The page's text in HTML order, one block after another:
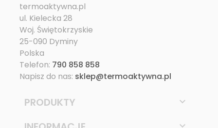
termoaktywna.pl
ul. Kielecka 28
Woj. Świętokrzyskie
25-090 Dyminy
Polska
Telefon: 790 858 858
Napisz do nas: sklep@termoaktywna.pl
PRODUKTY 